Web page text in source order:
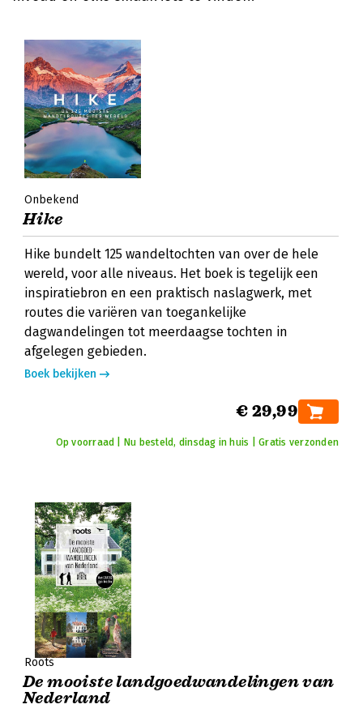
Onbekend
Hike
Hike bundelt 125 wandeltochten van over de hele
wereld, voor alle niveaus. Het boek is tegelijk een
inspiratiebron en een praktisch naslagwerk, met
routes die variëren van toegankelijke
dagwandelingen tot meerdaagse tochten in
afgelegen gebieden.
Boek bekijken
€ 29,99
Op voorraad | Nu besteld, dinsdag in huis | Gratis verzonden
Roots
De mooiste landgoedwandelingen van
Nederland